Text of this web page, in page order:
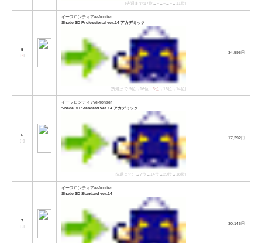
[先週まで:17位→−→−→−→11位]
5
[↑]
イーフロンティア/e-frontier
Shade 3D Professional ver.14 アカデミック
[先週まで:9位→16位→3位 →16位→14位]
34,595円
6
[↑]
イーフロンティア/e-frontier
Shade 3D Standard ver.14 アカデミック
[先週まで:−→7位→14位→20位→18位]
17,292円
7
[↓]
イーフロンティア/e-frontier
Shade 3D Standard ver.14
30,146円